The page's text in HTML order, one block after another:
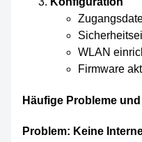
WLAN
Firmware
Häufige Probleme
Problem: Keine